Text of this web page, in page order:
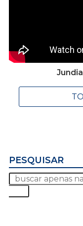
PESQUISAR